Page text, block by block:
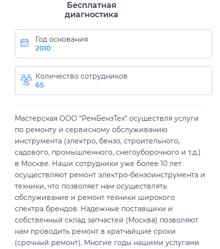
Бесплатная
диагностика
Год основания
2010
Количество сотрудников
65
Мастерская ООО "РемБензТех" осуществля услуги
по ремонту и сервисному обслуживанию
инструмента (электро, бензо, строительного,
садового, промышленного, снегоуборочного и т.д.)
в Москве. Наши сотрудники уже более 10 лет
осуществляют ремонт электро-бензоинструмента и
техники, что позволяет нам осуществлять
обслуживание и ремонт техники широкого
спектра брендов. Надежные поставщики и
собственный склад запчастей (Москва) позволяют
нам проводить ремонт в кратчайшие сроки
(срочный ремонт). Многие годы нашими услугами